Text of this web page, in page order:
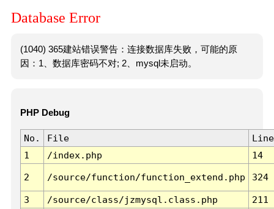
Database Error
(1040) 365建站错误警告：连接数据库失败，可能的原
因：1、数据库密码不对; 2、mysql未启动。
PHP Debug
No. File
Line
1
/index.php 14
2 /source/function/function_extend.php 324
3 /source/class/jzmysql.class.php
211